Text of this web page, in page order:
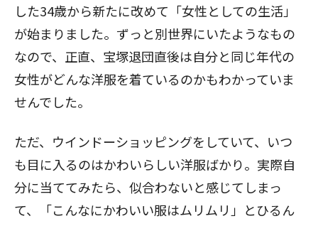
した34歳から新たに改めて「女性としての生活」
が始まりました。ずっと別世界にいたようなもの
なので、正直、宝塚退団直後は自分と同じ年代の
女性がどんな洋服を着ているのかもわかっていま
せんでした。
ただ、ウインドーショッピングをしていて、いつ
も目に入るのはかわいらしい洋服ばかり。実際自
分に当ててみたら、似合わないと感じてしまっ
て、「こんなにかわいい服はムリムリ」とひるん